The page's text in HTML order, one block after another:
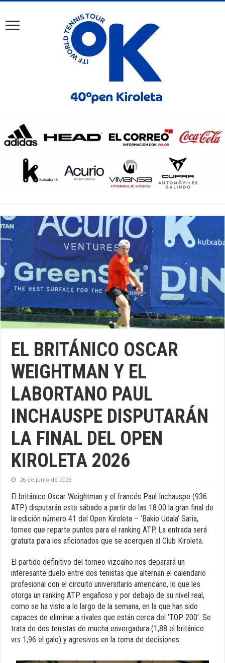
EL BRITÁNICO OSCAR
WEIGHTMAN Y EL
LABORTANO PAUL
INCHAUSPE DISPUTARÁN
LA FINAL DEL OPEN
KIROLETA 2026
26 de junio de 2026
El británico Oscar Weightman y el francés Paul Inchauspe (936
ATP) disputarán este sábado a partir de las 18:00 la gran final de
la edición número 41 del Open Kiroleta – ‘Bakio Udala’ Saria,
torneo que reparte puntos para el ranking ATP. La entrada será
gratuita para los aficionados que se acerquen al Club Kiroleta.
El partido definitivo del torneo vizcaíno nos deparará un
interesante duelo entre dos tenistas que alternan el calendario
profesional con el circuito universitario americano, lo que les
otorga un ranking ATP engañoso y por debajo de su nivel real,
como se ha visto a lo largo de la semana, en la que han sido
capaces de eliminar a rivales que están cerca del ‘TOP 200’. Se
trata de dos tenistas de mucha envergadura (1,88 el británico
vrs 1,96 el galo) y agresivos en la toma de decisiones.